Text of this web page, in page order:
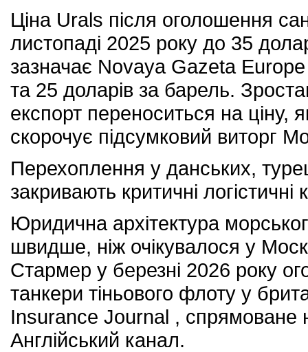
Ціна Urals після оголошення
листопаді 2025 року до 35
зазначає Novaya Gazeta
та 25 доларів за барель.
експорт переноситься на ціну,
скорочує підсумковий виторг
Перехоплення у данських,
закривають критичні логістичні
Юридична архітектура
швидше, ніж очікувалося у
Стармер у березні 2026 року
танкери тіньового флоту у
Insurance Journal , спрямоване
Англійський канал.